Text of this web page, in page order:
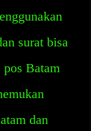
surat bisa
pos Batam
dan